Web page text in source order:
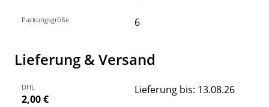
Packungsgröße 6
Lieferung & Versand
DHL
2,00 €
Lieferung bis: 13.08.26